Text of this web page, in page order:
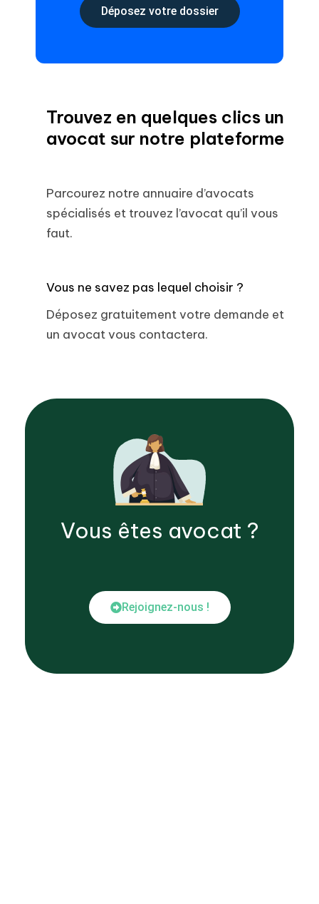
Déposez votre dossier
Trouvez en quelques clics un
avocat sur notre plateforme
Parcourez notre annuaire d’avocats
spécialisés et trouvez l’avocat qu’il vous
faut.
Vous ne savez pas lequel choisir ?
Déposez gratuitement votre demande et
un avocat vous contactera.
Vous êtes avocat ?
Rejoignez-nous !